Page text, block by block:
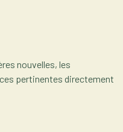
nouvelles, les
pertinentes directement